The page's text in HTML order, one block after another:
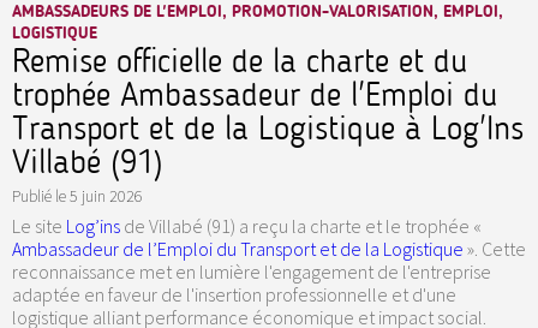
AMBASSADEURS DE L'EMPLOI, PROMOTION-VALORISATION, EMPLOI,
LOGISTIQUE
Remise officielle de la charte et du
trophée Ambassadeur de l'Emploi du
Transport et de la Logistique à Log'Ins
Villabé (91)
Publié le5 juin 2026
Le site Log’ins de Villabé (91) a reçu la charte et le trophée «
Ambassadeur de l’Emploi du Transport et de la Logistique ». Cette
reconnaissance met en lumière l'engagement de l'entreprise
adaptée en faveur de l'insertion professionnelle et d'une
logistique alliant performance économique et impact social.